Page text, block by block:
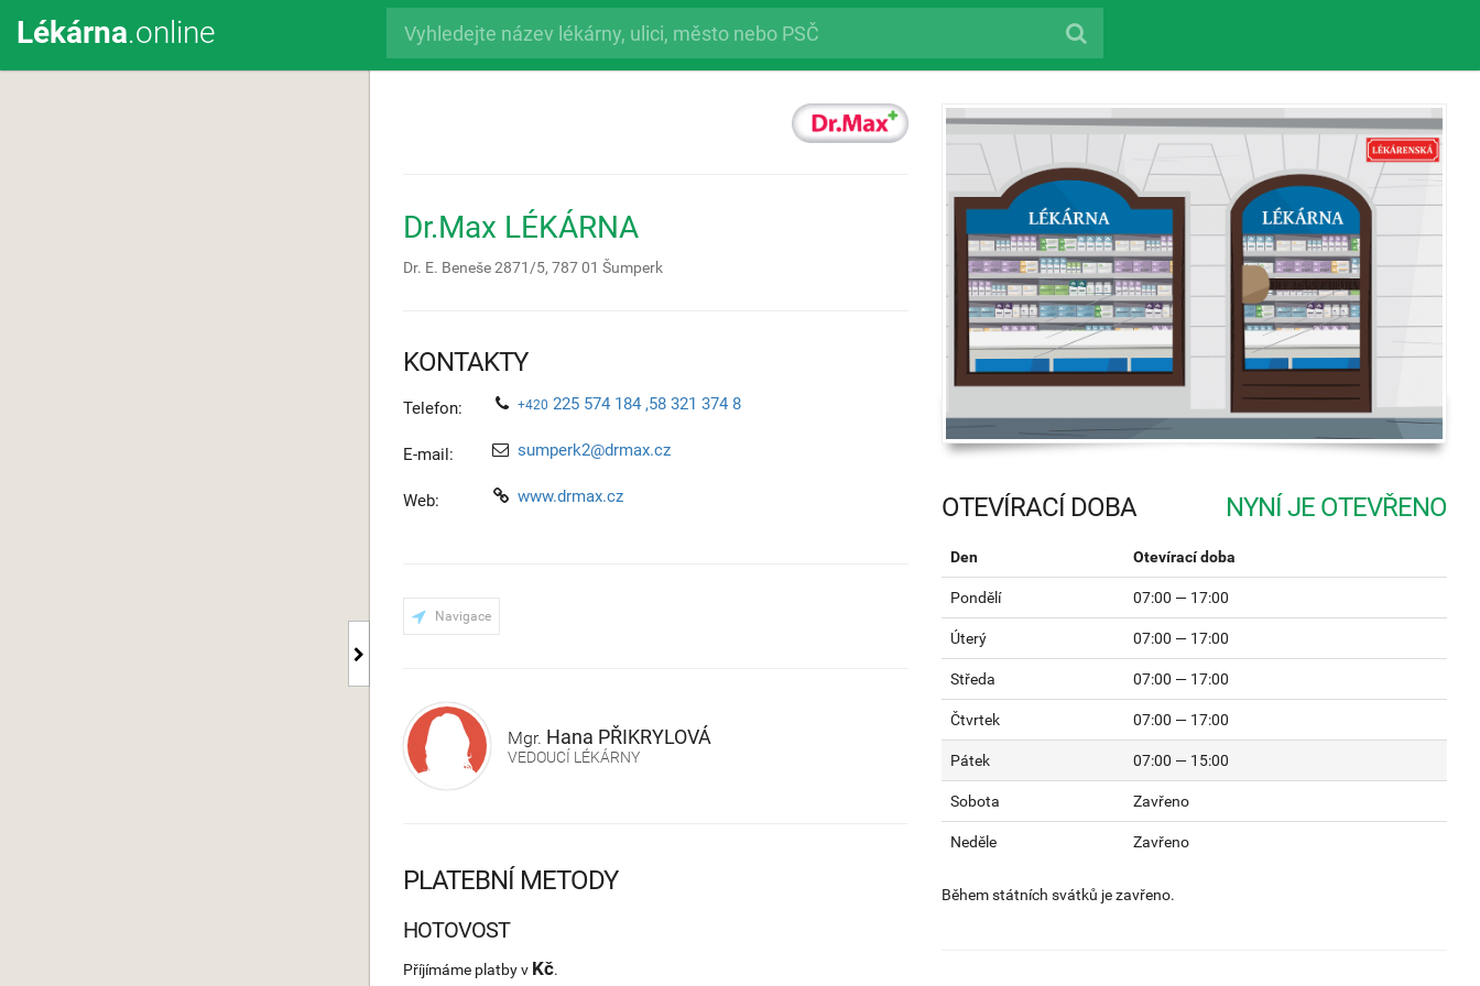
Lékárna.online
Dr.Max LÉKÁRNA
Dr. E. Beneše 2871/5, 787 01 Šumperk
KONTAKTY
Telefon: +420 225 574 184 ,58 321 374 8
E-mail: sumperk2@drmax.cz
Web: www.drmax.cz
Navigace
Mgr. Hana PŘIKRYLOVÁ
VEDOUCÍ LÉKÁRNY
OTEVÍRACÍ DOBA
Den Otevírací doba
Pondělí 07:00 — 17:00
Úterý 07:00 — 17:00
Středa 07:00 — 17:00
Čtvrtek 07:00 — 17:00
Pátek 07:00 — 15:00
Sobota Zavřeno
Neděle Zavřeno
Během státních svátků je zavřeno.
PLATEBNÍ METODY
HOTOVOST
Příjímáme platby v Kč.